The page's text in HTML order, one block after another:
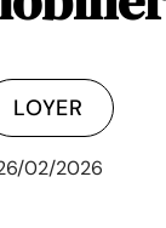
LOYER
02/2026